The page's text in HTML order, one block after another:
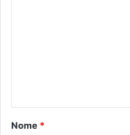
á
r
Nome *